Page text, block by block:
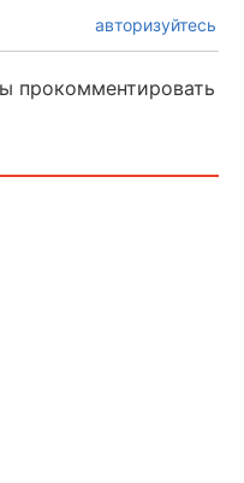
авторизуйтесь
прокомментировать